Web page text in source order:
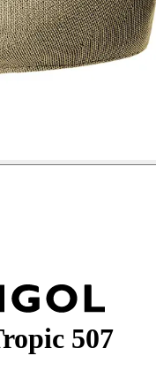
507